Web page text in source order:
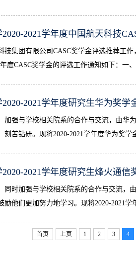
2021学年度中国航天科技
技集团有限公司CASC奖学金评选推荐工
年度CASC奖学金的评选工作通知如下：
2021学年度研究生华为奖学
加强与学校相关院系的合作与交流，由华
刻苦钻研。现将2020-2021学年度华为奖
2021学年度研究生烽火通信
同时加强与学校相关院系的合作与交流，
励他们更加努力地学习。现将2020-2021
首页 上页 1 2 3 4